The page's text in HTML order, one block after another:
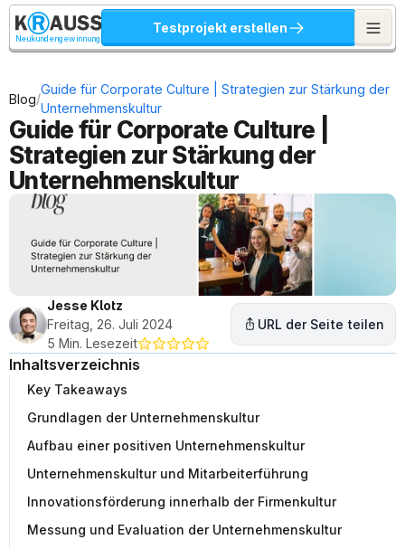
Neukundengewinnung
Testprojekt erstellen
Blog/
Guide für Corporate Culture | Strategien zur Stärkung der
Unternehmenskultur
Guide für Corporate Culture |
Strategien zur Stärkung der
Unternehmenskultur
Jesse Klotz
Freitag, 26. Juli 2024
5 Min. Lesezeit
URL der Seite teilen
Inhaltsverzeichnis
Key Takeaways
Grundlagen der Unternehmenskultur
Aufbau einer positiven Unternehmenskultur
Unternehmenskultur und Mitarbeiterführung
Innovationsförderung innerhalb der Firmenkultur
Messung und Evaluation der Unternehmenskultur